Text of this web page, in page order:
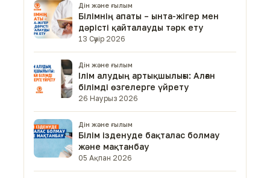
Дін және ғылым
Білімнің апаты – ынта-жігер мен
дәрісті қайталауды тәрк ету
13 Сәуір 2026
Дін және ғылым
Ілім алудың артықшылығы: Алған
білімді өзгелерге үйрету
26 Наурыз 2026
Дін және ғылым
Білім ізденуде бақталас болмау
және мақтанбау
05 Ақпан 2026